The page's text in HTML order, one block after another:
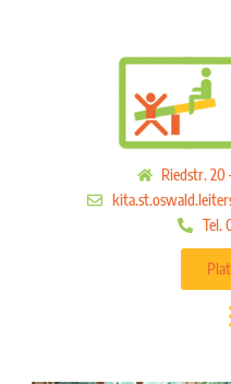
Riedstr. 20
Tel.